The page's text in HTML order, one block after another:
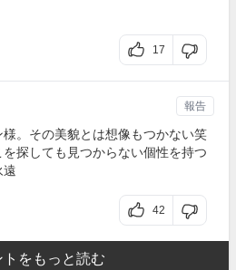
17
。その美貌とは想像もつかない笑
探しても見つからない個性を持つ
遠
42
報告
トをもっと読む